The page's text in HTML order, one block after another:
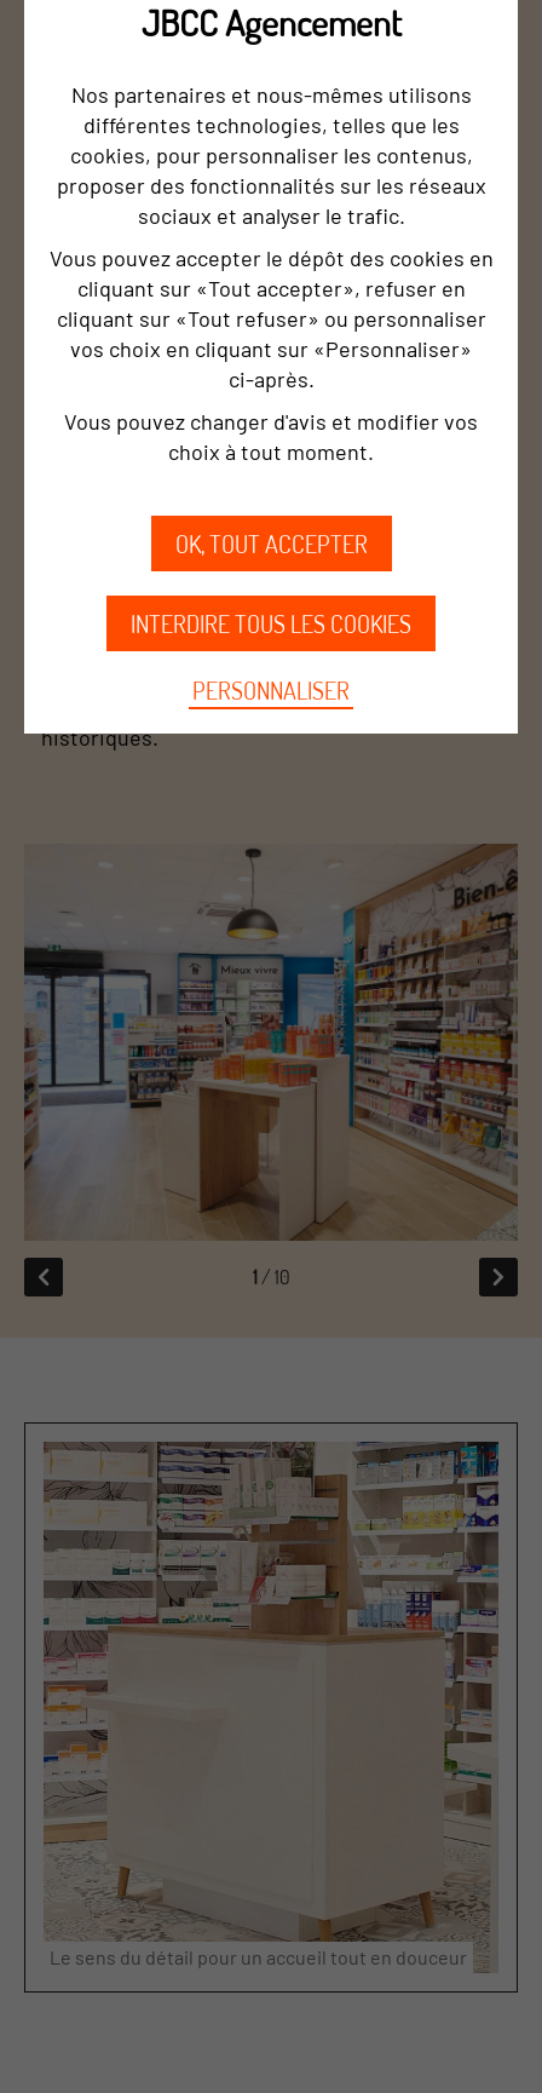
1/ 10
LES RESULTATS
En changeant de dimension, l'officine active un
levier de performance immédiat et concret :
Un parcours patient réinventé : Le passage à 200
m² offre une circulation claire et un confort
d'achat inégalé par rapport à l'ancien local.
Valorisation du conseil : Les cabines de
confidentialité permettent à l'équipe d'exercer
un cadre sécurisant.
d'exposition dédié, la pharmacie est devenue une
destination privilégiée pour la location de
Image de marque boostée : Ce nouveau point de
vente, à la fois moderne et accueillant, attire une
nouvelle clientèle tout en fidélisant les patients
historiques.
Le sens du détail pour un accueil tout en douceur
JBCC Agencement
Nos partenaires et nous-mêmes utilisons
différentes technologies, telles que les
cookies, pour personnaliser les contenus,
proposer des fonctionnalités sur les réseaux
sociaux et analyser le trafic.
Vous pouvez accepter le dépôt des cookies en
cliquant sur «Tout accepter», refuser en
cliquant sur «Tout refuser» ou personnaliser
vos choix en cliquant sur «Personnaliser»
ci‑après.
Vous pouvez changer d'avis et modifier vos
choix à tout moment.
OK, TOUT ACCEPTER
INTERDIRE TOUS LES COOKIES
PERSONNALISER